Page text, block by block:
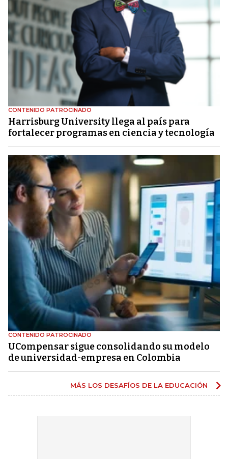
CONTENIDO PATROCINADO
Harrisburg University llega al país para
fortalecer programas en ciencia y tecnología
CONTENIDO PATROCINADO
UCompensar sigue consolidando su modelo
de universidad-empresa en Colombia
MÁS LOS DESAFÍOS DE LA EDUCACIÓN